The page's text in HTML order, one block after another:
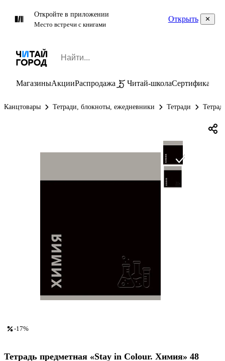
Откройте в приложении
Место встречи с книгами
Открыть
МагазиныАкцииРаспродажа Читай-школаСертификаты
Канцтовары Тетради, блокноты, ежедневники Тетради
-17%
Тетрадь предметная «Stay in Colour. Химия» 48